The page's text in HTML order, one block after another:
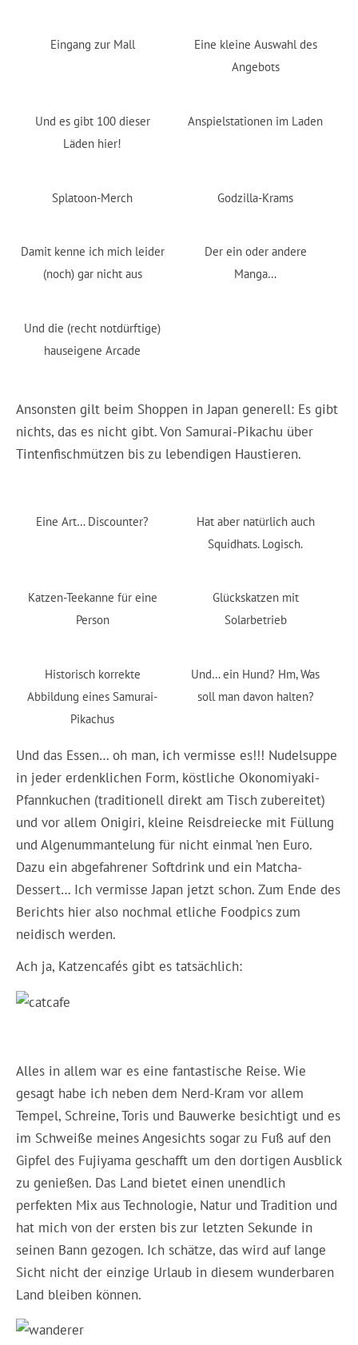
Eingang zur Mall
Eine kleine Auswahl des
Angebots
Und es gibt 100 dieser
Läden hier!
Anspielstationen im Laden
Splatoon-Merch Godzilla-Krams
Damit kenne ich mich leider
(noch) gar nicht aus
Der ein oder andere
Manga…
Und die (recht notdürftige)
hauseigene Arcade
Ansonsten gilt beim Shoppen in Japan generell: Es gibt
nichts, das es nicht gibt. Von Samurai-Pikachu über
Tintenfischmützen bis zu lebendigen Haustieren.
Eine Art… Discounter?
Hat aber natürlich auch
Squidhats. Logisch.
Katzen-Teekanne für eine
Person
Glückskatzen mit
Solarbetrieb
Historisch korrekte
Abbildung eines Samurai-
Pikachus
Und… ein Hund? Hm, Was
soll man davon halten?
Und das Essen… oh man, ich vermisse es!!! Nudelsuppe
in jeder erdenklichen Form, köstliche Okonomiyaki-
Pfannkuchen (traditionell direkt am Tisch zubereitet)
und vor allem Onigiri, kleine Reisdreiecke mit Füllung
und Algenummantelung für nicht einmal ’nen Euro.
Dazu ein abgefahrener Softdrink und ein Matcha-
Dessert… Ich vermisse Japan jetzt schon. Zum Ende des
Berichts hier also nochmal etliche Foodpics zum
neidisch werden.
Ach ja, Katzencafés gibt es tatsächlich:
Alles in allem war es eine fantastische Reise. Wie
gesagt habe ich neben dem Nerd-Kram vor allem
Tempel, Schreine, Toris und Bauwerke besichtigt und es
im Schweiße meines Angesichts sogar zu Fuß auf den
Gipfel des Fujiyama geschafft um den dortigen Ausblick
zu genießen. Das Land bietet einen unendlich
perfekten Mix aus Technologie, Natur und Tradition und
hat mich von der ersten bis zur letzten Sekunde in
seinen Bann gezogen. Ich schätze, das wird auf lange
Sicht nicht der einzige Urlaub in diesem wunderbaren
Land bleiben können.